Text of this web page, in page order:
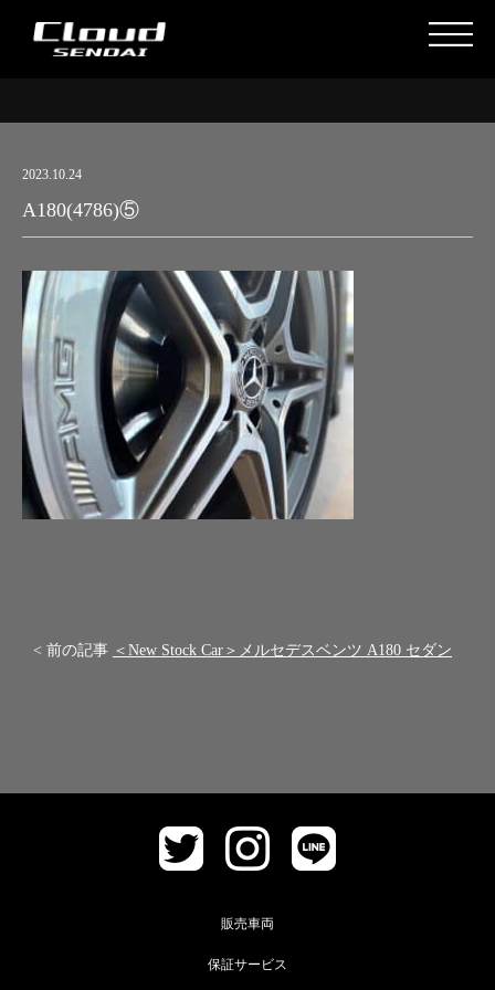
2023.10.24
A180(4786)⑤
< 前の記事 ＜New Stock Car＞メルセデスベンツ A180 セダン
販売車両
保証サービス